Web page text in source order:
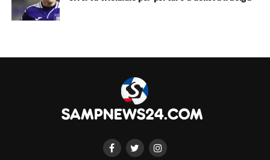
pronti. Arriviamo al derby nel modo giusto
LA PLAYLIST DELLE NOSTRE TOP NEWS